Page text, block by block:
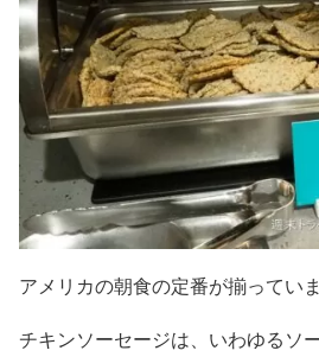
アメリカの朝食の定番が揃っていま
チキンソーセージは、いわゆるソ